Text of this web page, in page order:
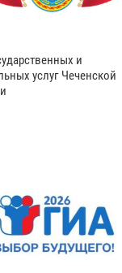
и
услуг Чеченской